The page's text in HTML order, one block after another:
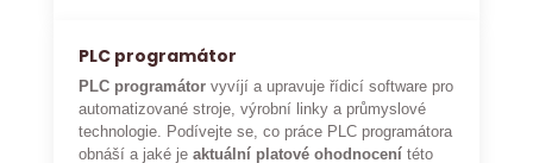
PLC programátor
PLC programátor vyvíjí a upravuje řídicí software pro
automatizované stroje, výrobní linky a průmyslové
technologie. Podívejte se, co práce PLC programátora
obnáší a jaké je aktuální platové ohodnocení této